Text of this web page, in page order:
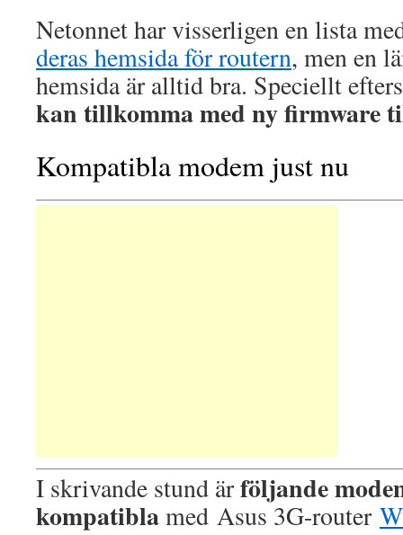
Netonnet har visserligen en lista
deras hemsida för routern, men en
hemsida är alltid bra. Speciellt
kan tillkomma med ny firmware
Kompatibla modem just nu
I skrivande stund ärföljande
kompatiblamed Asus 3G-router